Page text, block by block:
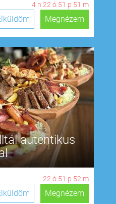
4 n 22 ó 51 p 50 m
Megnézem
autentikus
22 ó 51 p 51 m
Megnézem